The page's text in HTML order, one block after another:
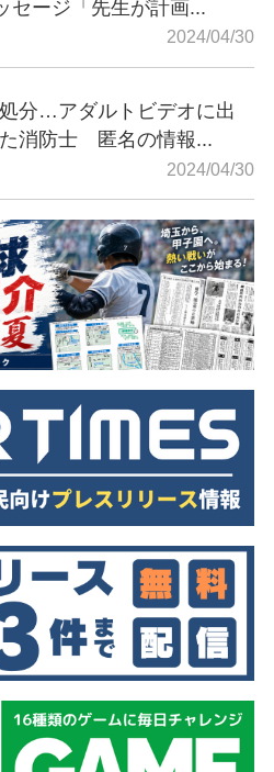
セージ「先生が計画...
2024/04/30
分…アダルトビデオに出
消防士 匿名の情報...
2024/04/30